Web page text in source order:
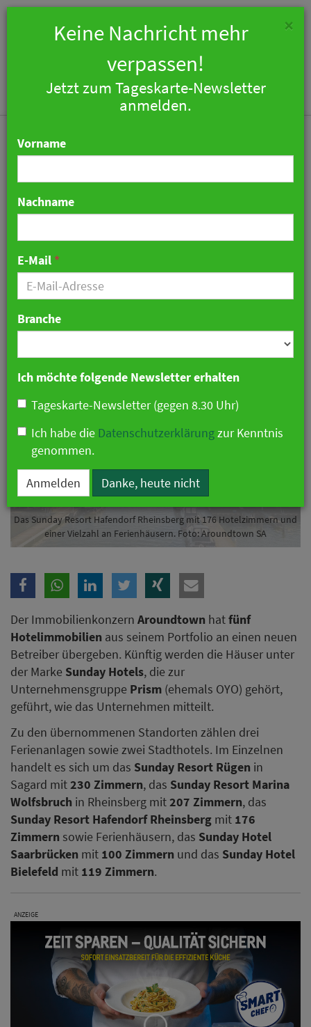
Sunday Hotels
übernimmt Betrieb von
fünf Aroundtown-Hotels
in Deutschland
21. April 2026 07:11 Uhr| Hotellerie
Das Sunday Resort Hafendorf Rheinsberg mit 176 Hotelzimmern und
einer Vielzahl an Ferienhäusern. Foto: Aroundtown SA
Der Immobilienkonzern Aroundtown hatfünf
Hotelimmobilien aus seinem Portfolio an einen neuen
Betreiber übergeben. Künftig werden die Häuser unter
der Marke Sunday Hotels, die zur
Unternehmensgruppe Prism (ehemals OYO) gehört,
geführt, wie das Unternehmen mitteilt.
Zu den übernommenen Standorten zählen drei
Ferienanlagen sowie zwei Stadthotels. Im Einzelnen
handelt es sich um das Sunday Resort Rügen in
Sagard mit230 Zimmern, das Sunday Resort Marina
Wolfsbruch in Rheinsberg mit207 Zimmern, das
Sunday Resort Hafendorf Rheinsberg mit 176
Zimmern sowie Ferienhäusern, das Sunday Hotel
Saarbrücken mit 100 Zimmern und das Sunday Hotel
Bielefeld mit 119 Zimmern.
ANZEIGE
×
Keine Nachricht mehr
verpassen!
Jetzt zum Tageskarte-Newsletter
anmelden.
Vorname
Nachname
E-Mail *
Branche
Ich möchte folgende Newsletter erhalten
Tageskarte-Newsletter (gegen 8.30 Uhr)
Ich habe die Datenschutzerklärungzur Kenntnis
genommen.
Anmelden Danke, heute nicht